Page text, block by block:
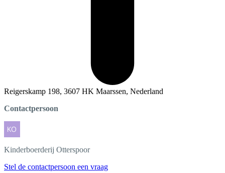
Reigerskamp 198, 3607 HK Maarssen, Nederland
Contactpersoon
Kinderboerderij Otterspoor
Stel de contactpersoon een vraag